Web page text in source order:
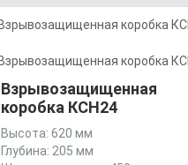
Взрывозащищенная
коробка КСН24
Высота: 620 мм
Глубина: 205 мм